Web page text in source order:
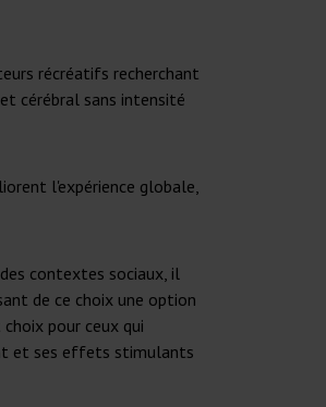
récréatifs recherchant
cérébral sans intensité
l'expérience globale,
contextes sociaux, il
de ce choix une option
pour ceux qui
et ses effets stimulants